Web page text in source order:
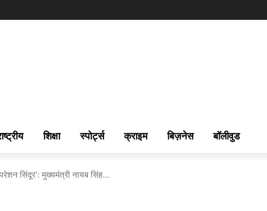
शिक्षा स्पोर्ट्स क्राइम बिज़नेस बॉलीवुड
सिंदूर': मुख्यमंत्री नायब सिंह...